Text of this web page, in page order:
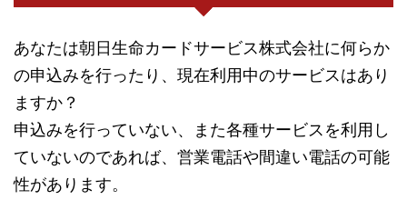
あなたは朝日生命カードサービス株式会社に何らか
の申込みを行ったり、現在利用中のサービスはあり
ますか？
申込みを行っていない、また各種サービスを利用し
ていないのであれば、営業電話や間違い電話の可能
性があります。